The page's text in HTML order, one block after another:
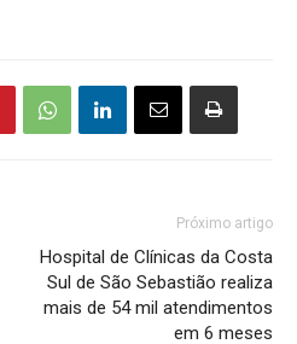
Próximo artigo
Hospital de Clínicas da Costa
Sul de São Sebastião realiza
mais de 54 mil atendimentos
em 6 meses